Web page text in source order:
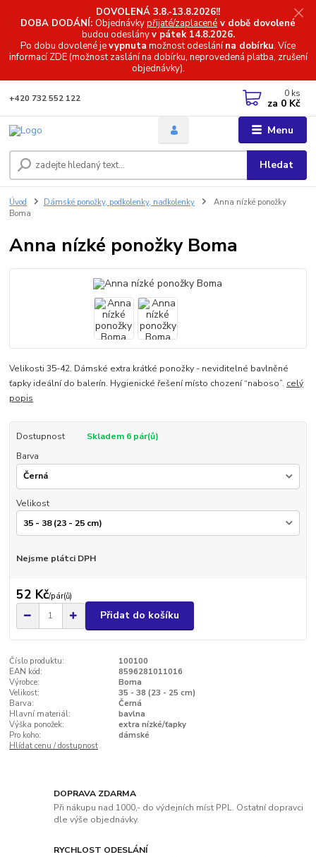
DOVOLENÁ 3.8.-13.8.2026!!
DOBA DODÁNÍ: Objednávkypřijaté/zaplacené v době dovolené
budou odeslányv pátek 14.8.2026.
Po dobu dovolené jevypnuta možnost odeslánína dobírku. Více
informacíZDE (možnost zaslání na dobírku, neprovedená platba, zrušení
objednávky).
Menu
Hledat
+420 732 552 122 0 ks
za 0 Kč
Úvod Dámské ponožky, podkolenky, nadkolenky
Anna nízké ponožky
Boma
Anna nízké ponožky Boma
Velikosti 35-42. Dámské extra krátké ponožky - neviditelné bavlněné
ťapky ideální do balerín. Hygienické řešení místo chození “naboso”. celý
popis
Dostupnost
Skladem 6 pár(ů)
Barva
Velikost
Nejsme plátci DPH
52 Kč/pár(ů)
Přidat do košíku
Číslo produktu:
100100
EAN kód:
8596281011016
Výrobce:
Boma
Velikost:
35 - 38 (23 - 25 cm)
Barva:
Černá
Hlavní materiál:
bavlna
Výška ponožek:
extra nízké/ťapky
Pro koho:
dámské
Hlídat cenu / dostupnost
DOPRAVA ZDARMA
Při nákupu nad 1000,- do výdejních míst PPL. Ostatní dopravci
dle výše objednávky.
RYCHLOST ODESLÁNÍ